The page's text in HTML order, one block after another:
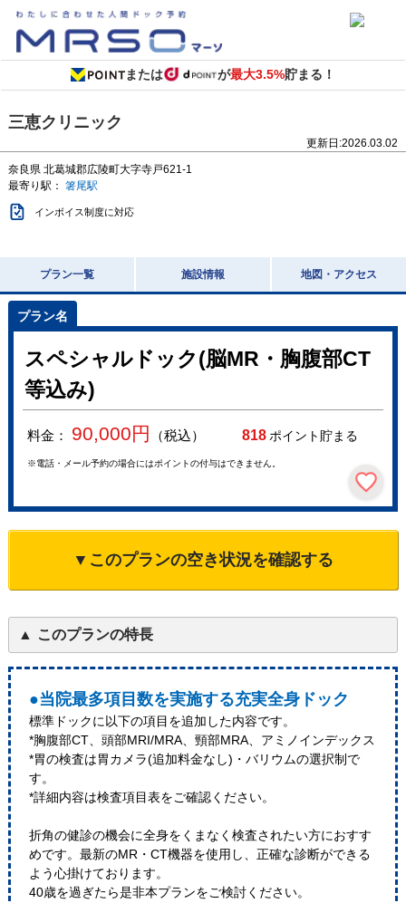
または が最大3.5%貯まる！
三恵クリニック
更新日:2026.03.02
奈良県 北葛城郡広陵町大字寺戸621-1
最寄り駅： 箸尾駅
インボイス制度に対応
プラン一覧 施設情報 地図・アクセス
スペシャルドック(脳MR・胸腹部CT
等込み)
料金： 90,000円 （税込） 818ポイント貯まる
※電話・メール予約の場合にはポイントの付与はできません。
▼このプランの空き状況を確認する
このプランの特長
●当院最多項目数を実施する充実全身ドック
標準ドックに以下の項目を追加した内容です。
*胸腹部CT、頭部MRI/MRA、頸部MRA、アミノインデックス
*胃の検査は胃カメラ(追加料金なし)・バリウムの選択制で
す。
*詳細内容は検査項目表をご確認ください。
折角の健診の機会に全身をくまなく検査されたい方におすす
めです。最新のMR・CT機器を使用し、正確な診断ができる
よう心掛けております。
40歳を過ぎたら是非本プランをご検討ください。